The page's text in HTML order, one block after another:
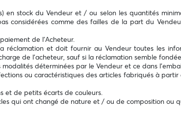
en stock du Vendeur et / ou selon les quantités
considérées comme des failles de la part du
de l’Acheteur.
réclamation et doit fournir au Vendeur toutes les
de l'acheteur, sauf si la réclamation semble
déterminées par le Vendeur et ce dans
ou caractéristiques des articles fabriqués à
et de petits écarts de couleurs.
qui ont changé de nature et / ou de composition ou